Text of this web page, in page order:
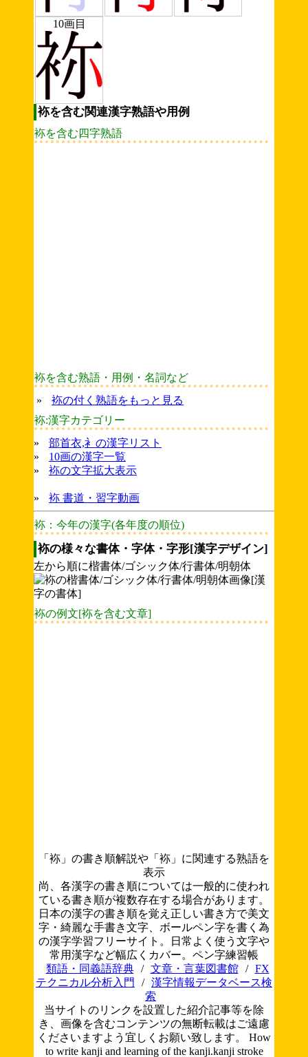
10画目
袮を含む関連漢字熟語や用例
袮を含む四字熟語
袮を含む熟語・用例・名詞など
»
袮の付く熟語をもっと見る
袮:漢字カテゴリー
»
部首衣,衤の漢字リスト
»
10画の漢字一覧
»
袮の文字拡大表示
» 袮 書道・習字動画
袮：今年の漢字(各年度の順位)
袮の様々な書体・字体・字形[漢字デザイン]
左から順に楷書体/ゴシック体/行書体/明朝体
袮の例文[袮を含む文章]
「袮」の書き順解説や「袮」に関連する熟語を
表示
尚、各漢字の書き順については一般的に使われ
ている書き順が複数存在する場合があります。
日本の漢字の書き順を覚え正しい書き方で美文
字・綺麗な手書き文字、ボールペン字を書く為
の漢字学習フリーサイト。日常よく使う文字や
常用漢字など幅広くカバー。ペン字練習帳
類語・同義語辞典
/ 文章・言葉図書館 /
FX
テクニカル分析入門
/ 漢字情報データベース検
索
当サイトのリンクを設置した紹介記事等を除
き、画像を含むコンテンツの無断転載はご遠慮
くださいますよう宜しくお願い致します。 How
to write kanji and learning of the kanji.kanji stroke